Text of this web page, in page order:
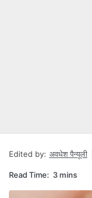
Edited by: अवधेश पैन्यूली
Read Time: 3 mins